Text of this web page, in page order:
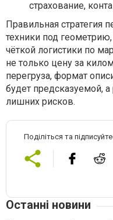
страхование,
Правильная стратегия
техники под
чёткой логистики по
не только цену за
перегруза, формат
будет предсказуемой,
лишних рисков.
Поділіться та
Останні новини